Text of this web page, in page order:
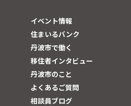
イベント情報
住まいるバンク
丹波市で働く
移住者インタビュー
丹波市のこと
よくあるご質問
相談員ブログ